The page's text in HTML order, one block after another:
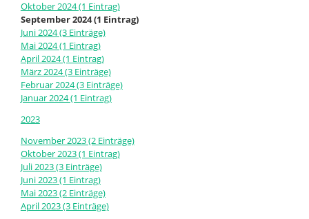
Oktober 2024 (1 Eintrag)
September 2024 (1 Eintrag)
Juni 2024 (3 Einträge)
Mai 2024 (1 Eintrag)
April 2024 (1 Eintrag)
März 2024 (3 Einträge)
Februar 2024 (3 Einträge)
Januar 2024 (1 Eintrag)
2023
November 2023 (2 Einträge)
Oktober 2023 (1 Eintrag)
Juli 2023 (3 Einträge)
Juni 2023 (1 Eintrag)
Mai 2023 (2 Einträge)
April 2023 (3 Einträge)